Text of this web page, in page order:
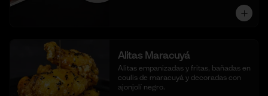
Alitas Maracuyá
Alitas empanizadas y fritas, bañadas en
coulis de maracuyá y decoradas con
ajonjolí negro.